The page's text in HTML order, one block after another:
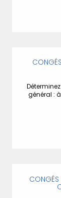
général :
CONGÉS